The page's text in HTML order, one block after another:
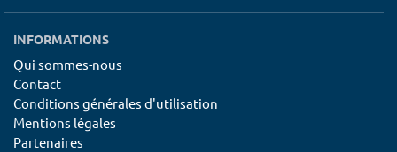
INFORMATIONS
Qui sommes-nous
Contact
Conditions générales d'utilisation
Mentions légales
Partenaires